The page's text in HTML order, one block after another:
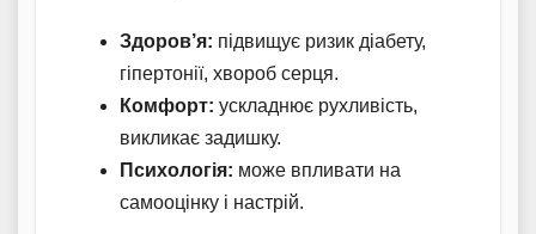
Здоров’я: підвищує ризик діабету,
гіпертонії, хвороб серця.
Комфорт: ускладнює рухливість,
викликає задишку.
Психологія: може впливати на
самооцінку і настрій.